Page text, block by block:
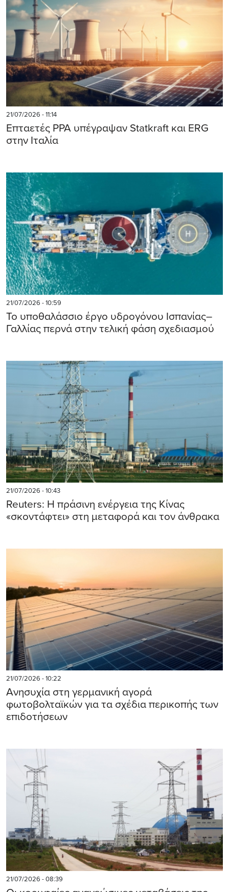
21/07/2026 - 11:14
Επταετές PPA υπέγραψαν Statkraft και ERG
στην Ιταλία
21/07/2026 - 10:59
Το υποθαλάσσιο έργο υδρογόνου Ισπανίας–
Γαλλίας περνά στην τελική φάση σχεδιασμού
21/07/2026 - 10:43
Reuters: Η πράσινη ενέργεια της Κίνας
«σκοντάφτει» στη μεταφορά και τον άνθρακα
21/07/2026 - 10:22
Ανησυχία στη γερμανική αγορά
φωτοβολταϊκών για τα σχέδια περικοπής των
επιδοτήσεων
21/07/2026 - 08:39